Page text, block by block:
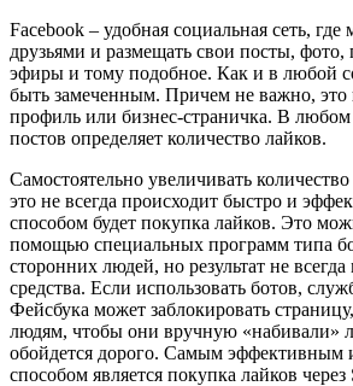
Facebook – удобная социальная сеть,
друзьями и размещать свои посты, фото,
эфиры и тому подобное. Как и в любой
быть замеченным. Причем не важно, это
профиль или бизнес-страничка. В любом
постов определяет количество лайков.
Самостоятельно увеличивать
это не всегда происходит быстро и
способом будет покупка лайков. Это
помощью специальных программ типа
сторонних людей, но результат не
средства. Если использовать ботов,
Фейсбука может заблокировать
людям, чтобы они вручную «набивали»
обойдется дорого. Самым
способом является покупка лайков